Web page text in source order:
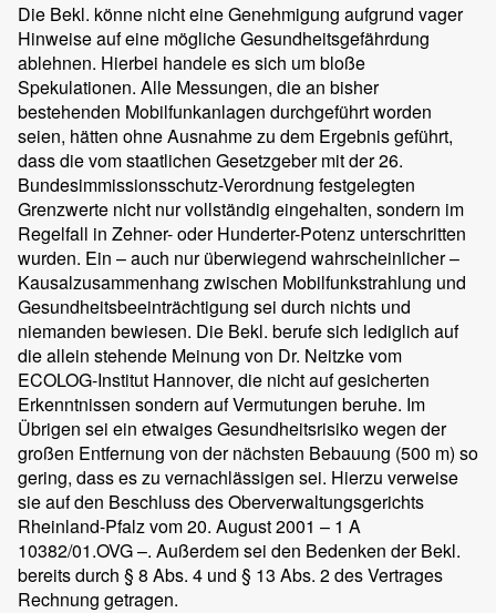
Die Bekl. könne nicht eine Genehmigung aufgrund vager
Hinweise auf eine mögliche Gesundheitsgefährdung
ablehnen. Hierbei handele es sich um bloße
Spekulationen. Alle Messungen, die an bisher
bestehenden Mobilfunkanlagen durchgeführt worden
seien, hätten ohne Ausnahme zu dem Ergebnis geführt,
dass die vom staatlichen Gesetzgeber mit der 26.
Bundesimmissionsschutz-Verordnung festgelegten
Grenzwerte nicht nur vollständig eingehalten, sondern im
Regelfall in Zehner- oder Hunderter-Potenz unterschritten
wurden. Ein – auch nur überwiegend wahrscheinlicher –
Kausalzusammenhang zwischen Mobilfunkstrahlung und
Gesundheitsbeeinträchtigung sei durch nichts und
niemanden bewiesen. Die Bekl. berufe sich lediglich auf
die allein stehende Meinung von Dr. Neitzke vom
ECOLOG-Institut Hannover, die nicht auf gesicherten
Erkenntnissen sondern auf Vermutungen beruhe. Im
Übrigen sei ein etwaiges Gesundheitsrisiko wegen der
großen Entfernung von der nächsten Bebauung (500 m) so
gering, dass es zu vernachlässigen sei. Hierzu verweise
sie auf den Beschluss des Oberverwaltungsgerichts
Rheinland-Pfalz vom 20. August 2001 – 1 A
10382/01.OVG –. Außerdem sei den Bedenken der Bekl.
bereits durch § 8 Abs. 4 und § 13 Abs. 2 des Vertrages
Rechnung getragen.